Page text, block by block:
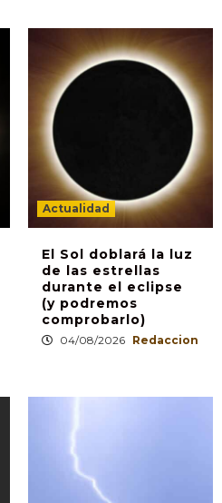
Actualidad
El Sol doblará la luz
de las estrellas
durante el eclipse
(y podremos
comprobarlo)
04/08/2026 Redaccion